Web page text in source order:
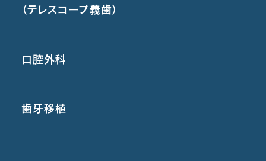
（テレスコープ義歯）
口腔外科
歯牙移植